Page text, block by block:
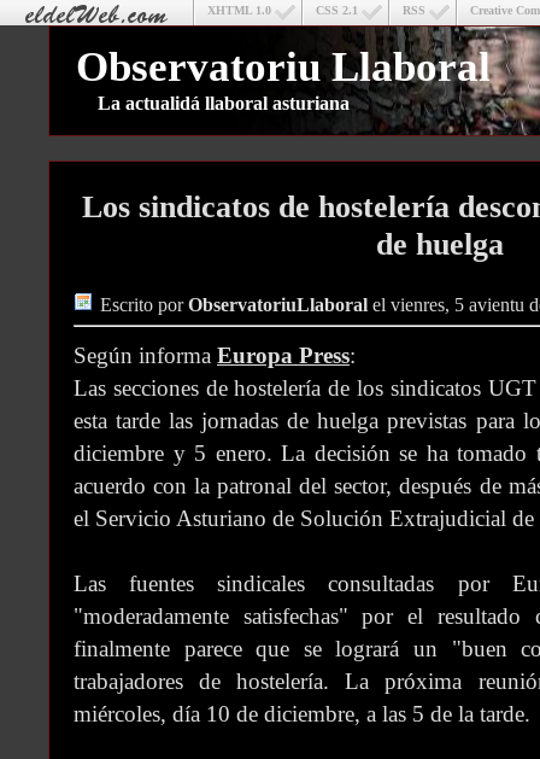
Creative
RSS
CSS 2.1
XHTML 1.0
Observatoriu Llaboral
La actualidá llaboral asturiana
Los sindicatos de hostelería
de huelga
Escrito porObservatoriuLlaboral el vienres, 5 avientu
Según informa Europa Press:
Las secciones de hostelería de los sindicatos
esta tarde las jornadas de huelga previstas
diciembre y 5 enero. La decisión se ha tomado
acuerdo con la patronal del sector, después de
el Servicio Asturiano de Solución Extrajudicial
Las fuentes sindicales consultadas por
"moderadamente satisfechas" por el resultado
finalmente parece que se logrará un "buen
trabajadores de hostelería. La próxima
miércoles, día 10 de diciembre, a las 5 de la tarde.